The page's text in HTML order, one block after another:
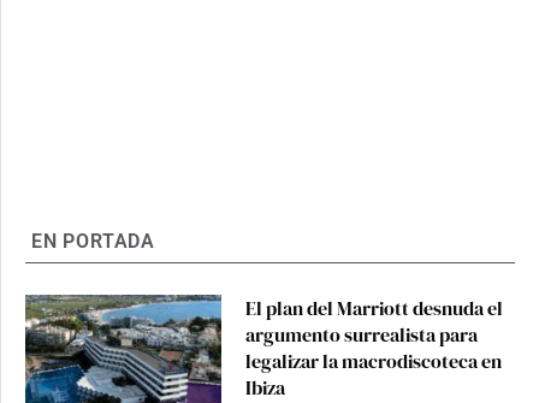
EN PORTADA
El plan del Marriott desnuda el
argumento surrealista para
legalizar la macrodiscoteca en
Ibiza